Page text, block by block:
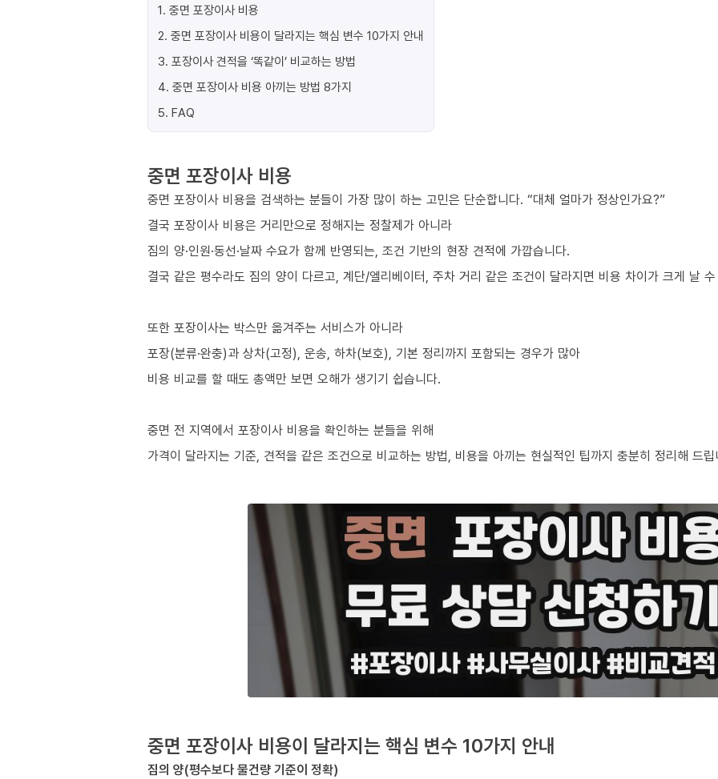
1. 중면 포장이사 비용
2. 중면 포장이사 비용이 달라지는 핵심 변수 10가지 안내
3. 포장이사 견적을 ‘똑같이’ 비교하는 방법
4. 중면 포장이사 비용 아끼는 방법 8가지
5. FAQ
중면 포장이사 비용
중면 포장이사 비용을 검색하는 분들이 가장 많이 하는 고민은 단순합니다. “대체 얼마가 정상인가요?”
결국 포장이사 비용은 거리만으로 정해지는 정찰제가 아니라
짐의 양·인원·동선·날짜 수요가 함께 반영되는, 조건 기반의 현장 견적에 가깝습니다.
결국 같은 평수라도 짐의 양이 다르고, 계단/엘리베이터, 주차 거리 같은 조건이 달라지면 비용 차이가 크게 날
또한 포장이사는 박스만 옮겨주는 서비스가 아니라
포장(분류·완충)과 상차(고정), 운송, 하차(보호), 기본 정리까지 포함되는 경우가 많아
비용 비교를 할 때도 총액만 보면 오해가 생기기 쉽습니다.
중면 전 지역에서 포장이사 비용을 확인하는 분들을 위해
가격이 달라지는 기준, 견적을 같은 조건으로 비교하는 방법, 비용을 아끼는 현실적인 팁까지 충분히 정리해 드립
중면 포장이사 비용이 달라지는 핵심 변수 10가지 안내
짐의 양(평수보다 물건량 기준이 정확)